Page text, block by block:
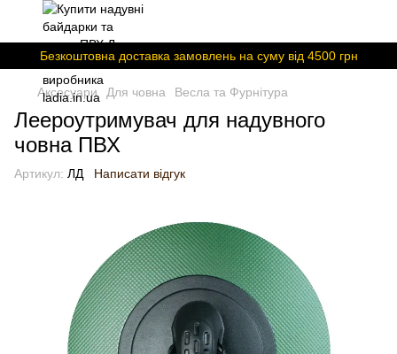
Безкоштовна доставка замовлень на суму вiд 4500 грн
Аксесуари Для човна Весла та Фурнітура
Леероутримувач для надувного
човна ПВХ
Артикул: ЛД Написати відгук